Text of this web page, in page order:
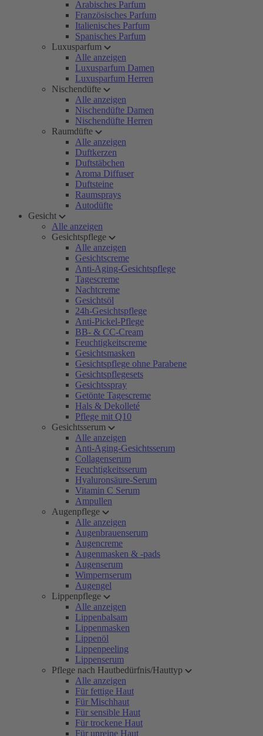
Arabisches Parfum
Französisches Parfum
Italienisches Parfum
Spanisches Parfum
Luxusparfum
Alle anzeigen
Luxusparfum Damen
Luxusparfum Herren
Nischendüfte
Alle anzeigen
Nischendüfte Damen
Nischendüfte Herren
Raumdüfte
Alle anzeigen
Duftkerzen
Duftstäbchen
Aroma Diffuser
Duftsteine
Raumsprays
Autodüfte
Gesicht
Alle anzeigen
Gesichtspflege
Alle anzeigen
Gesichtscreme
Anti-Aging-Gesichtspflege
Tagescreme
Nachtcreme
Gesichtsöl
24h-Gesichtspflege
Anti-Pickel-Pflege
BB- & CC-Cream
Feuchtigkeitscreme
Gesichtsmasken
Gesichtspflege ohne Parabene
Gesichtspflegesets
Gesichtsspray
Getönte Tagescreme
Hals & Dekolleté
Pflege mit Q10
Gesichtsserum
Alle anzeigen
Anti-Aging-Gesichtsserum
Collagenserum
Feuchtigkeitsserum
Hyaluronsäure-Serum
Vitamin C Serum
Ampullen
Augenpflege
Alle anzeigen
Augenbrauenserum
Augencreme
Augenmasken & -pads
Augenserum
Wimpernserum
Augengel
Lippenpflege
Alle anzeigen
Lippenbalsam
Lippenmasken
Lippenöl
Lippenpeeling
Lippenserum
Pflege nach Hautbedürfnis/Hauttyp
Alle anzeigen
Für fettige Haut
Für Mischhaut
Für sensible Haut
Für trockene Haut
Für unreine Haut